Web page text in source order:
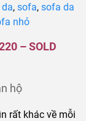
, sofa, sofa da
nhỏ
– SOLD
hộ
rất khác về mỗi